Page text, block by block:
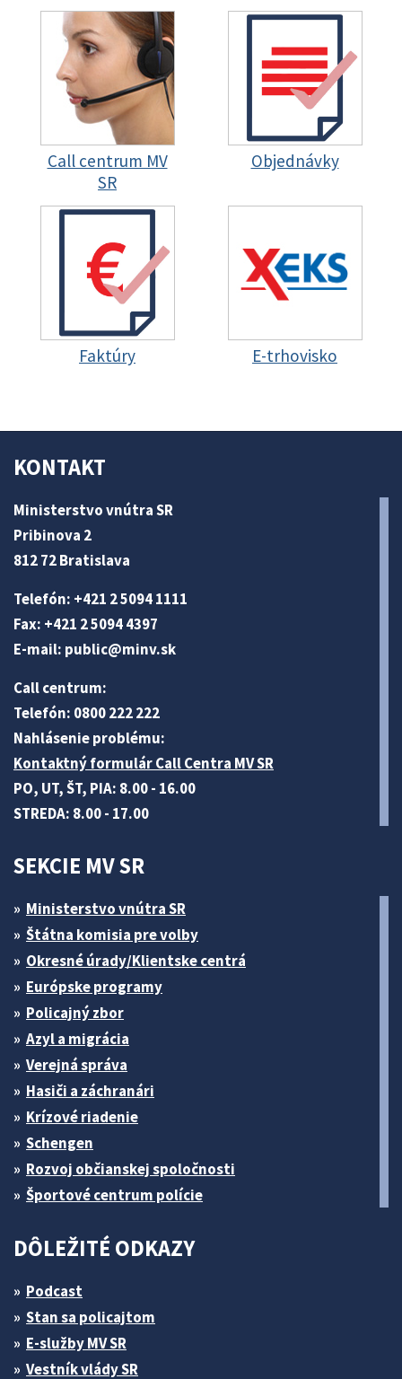
Call centrum MV
SR
Objednávky
Faktúry E-trhovisko
KONTAKT
Ministerstvo vnútra SR
Pribinova 2
812 72 Bratislava
Telefón: +421 2 5094 1111
Fax: +421 2 5094 4397
E-mail: public@minv.sk
Call centrum:
Telefón: 0800 222 222
Nahlásenie problému:
Kontaktný formulár Call Centra MV SR
PO, UT, ŠT, PIA: 8.00 - 16.00
STREDA: 8.00 - 17.00
SEKCIE MV SR
Ministerstvo vnútra SR
Štátna komisia pre volby
Okresné úrady/Klientske centrá
Európske programy
Policajný zbor
Azyl a migrácia
Verejná správa
Hasiči a záchranári
Krízové riadenie
Schengen
Rozvoj občianskej spoločnosti
Športové centrum polície
DÔLEŽITÉ ODKAZY
Podcast
Stan sa policajtom
E-služby MV SR
Vestník vlády SR